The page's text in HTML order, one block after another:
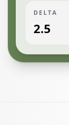
DELTA
2.5